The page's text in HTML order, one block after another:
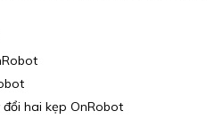
hai kẹp OnRobot